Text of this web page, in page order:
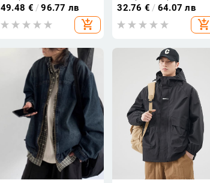
памучно пълнеж, черно-
златен цвят, яка с
изправен дизайн
49.48 € /96.77 лв
add_shopping_cart
покритие, свободна
кройка, ветроустойчиви,
Vinylon платно
32.76 € / 64.07 лв
add_shopping_cart